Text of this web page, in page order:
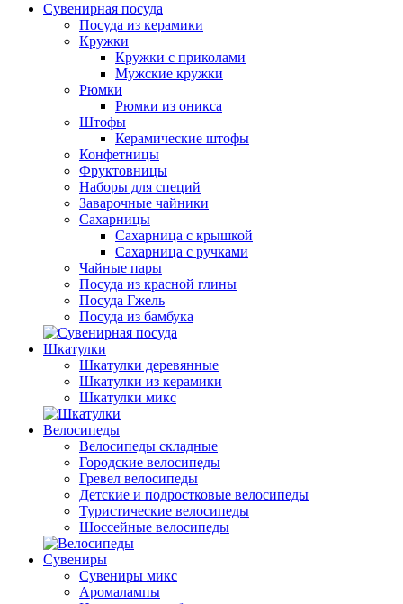
Сувенирная посуда
Посуда из керамики
Кружки
Кружки с приколами
Мужские кружки
Рюмки
Рюмки из оникса
Штофы
Керамические штофы
Конфетницы
Фруктовницы
Наборы для специй
Заварочные чайники
Сахарницы
Сахарница с крышкой
Сахарница с ручками
Чайные пары
Посуда из красной глины
Посуда Гжель
Посуда из бамбука
Шкатулки
Шкатулки деревянные
Шкатулки из керамики
Шкатулки микс
Велосипеды
Велосипеды складные
Городские велосипеды
Гревел велосипеды
Детские и подростковые велосипеды
Туристические велосипеды
Шоссейные велосипеды
Сувениры
Сувениры микс
Аромалампы